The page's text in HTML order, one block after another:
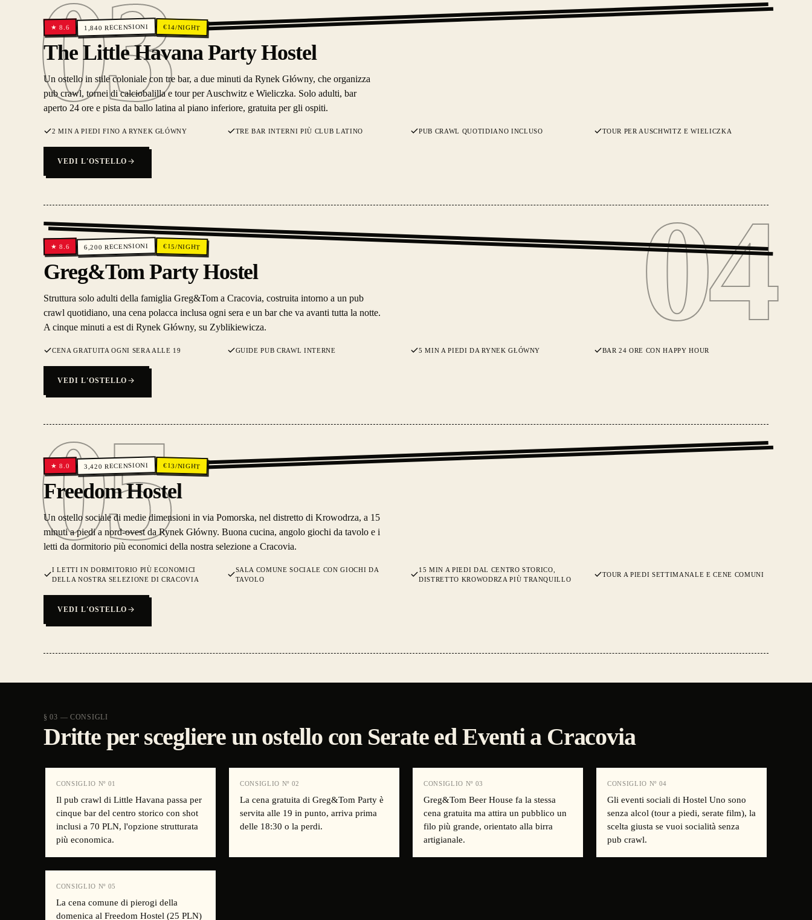
03
03
★8.6 1,840 RECENSIONI €14/NIGHT
The Little Havana Party Hostel
Un ostello in stile coloniale con tre bar, a due minuti da Rynek Główny, che organizza
pub crawl, tornei di calciobalilla e tour per Auschwitz e Wieliczka. Solo adulti, bar
aperto 24 ore e pista da ballo latina al piano inferiore, gratuita per gli ospiti.
2 MIN A PIEDI FINO A RYNEK GŁÓWNY TRE BAR INTERNI PIÙ CLUB LATINO PUB CRAWL QUOTIDIANO INCLUSO TOUR PER AUSCHWITZ E WIELICZKA
VEDI L'OSTELLO
04
04
★8.6 6,200 RECENSIONI €15/NIGHT
Greg&Tom Party Hostel
Struttura solo adulti della famiglia Greg&Tom a Cracovia, costruita intorno a un pub
crawl quotidiano, una cena polacca inclusa ogni sera e un bar che va avanti tutta la notte.
A cinque minuti a est di Rynek Główny, su Zyblikiewicza.
CENA GRATUITA OGNI SERA ALLE 19 GUIDE PUB CRAWL INTERNE 5 MIN A PIEDI DA RYNEK GŁÓWNY BAR 24 ORE CON HAPPY HOUR
VEDI L'OSTELLO
05
05
★8.0 3,420 RECENSIONI €13/NIGHT
Freedom Hostel
Un ostello sociale di medie dimensioni in via Pomorska, nel distretto di Krowodrza, a 15
minuti a piedi a nord-ovest da Rynek Główny. Buona cucina, angolo giochi da tavolo e i
letti da dormitorio più economici della nostra selezione a Cracovia.
I LETTI IN DORMITORIO PIÙ ECONOMICI
DELLA NOSTRA SELEZIONE DI CRACOVIA
SALA COMUNE SOCIALE CON GIOCHI DA
TAVOLO
15 MIN A PIEDI DAL CENTRO STORICO,
DISTRETTO KROWODRZA PIÙ TRANQUILLO
TOUR A PIEDI SETTIMANALE E CENE COMUNI
VEDI L'OSTELLO
§ 03 — CONSIGLI
Dritte per scegliere un ostello con Serate ed Eventi a Cracovia
CONSIGLIO Nº 01
Il pub crawl di Little Havana passa per
cinque bar del centro storico con shot
inclusi a 70 PLN, l'opzione strutturata
più economica.
CONSIGLIO Nº 02
La cena gratuita di Greg&Tom Party è
servita alle 19 in punto, arriva prima
delle 18:30 o la perdi.
CONSIGLIO Nº 03
Greg&Tom Beer House fa la stessa
cena gratuita ma attira un pubblico un
filo più grande, orientato alla birra
artigianale.
CONSIGLIO Nº 04
Gli eventi sociali di Hostel Uno sono
senza alcol (tour a piedi, serate film), la
scelta giusta se vuoi socialità senza
pub crawl.
CONSIGLIO Nº 05
La cena comune di pierogi della
domenica al Freedom Hostel (25 PLN)